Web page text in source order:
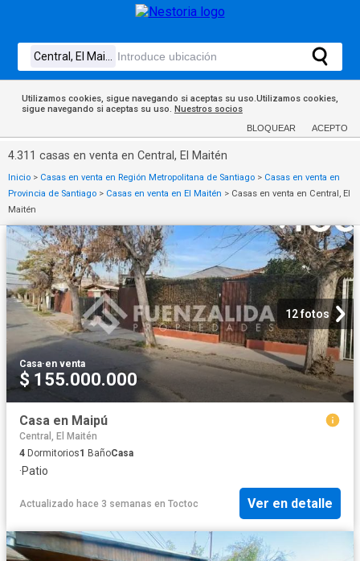
Utilizamos cookies, sigue navegando si aceptas su uso.Utilizamos cookies,
sigue navegando si aceptas su uso. Nuestros socios
BLOQUEAR ACEPTO
4.311 casas en venta en Central, El Maitén
Inicio > Casas en venta en Región Metropolitana de Santiago > Casas en venta en
Provincia de Santiago > Casas en venta en El Maitén > Casas en venta en Central, El
Maitén
12 fotos
Casa·en venta
$ 155.000.000
Casa en Maipú
Central, El Maitén
4 Dormitorios1 BañoCasa
·Patio
Actualizado hace 3 semanas en Toctoc Ver en detalle